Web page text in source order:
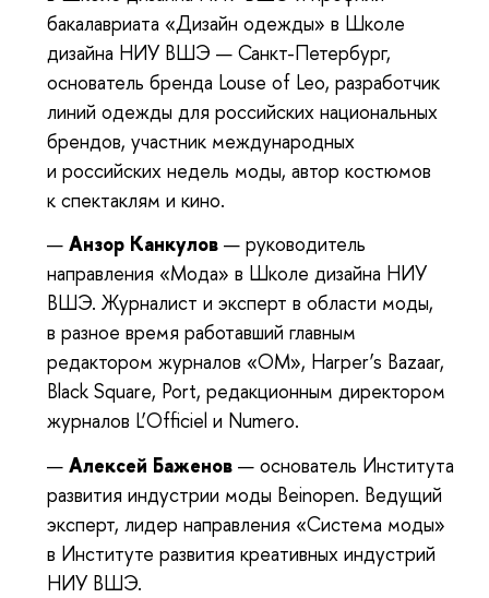
бакалавриата «Дизайн одежды» в Школе
дизайна НИУ ВШЭ — Санкт-Петербург,
основатель бренда Louse of Leo, разработчик
линий одежды для российских национальных
брендов, участник международных
и российских недель моды, автор костюмов
к спектаклям и кино.
Анзор Канкулов— руководитель
направления «Мода» в Школе дизайна НИУ
ВШЭ. Журналист и эксперт в области моды,
в разное время работавший главным
редактором журналов «ОМ», Harper’s Bazaar,
Black Square, Port, редакционным директором
журналов L’Officiel и Numero.
Алексей Баженов— основатель Института
развития индустрии моды Beinopen. Ведущий
эксперт, лидер направления «Система моды»
в Институте развития креативных индустрий
НИУ ВШЭ.